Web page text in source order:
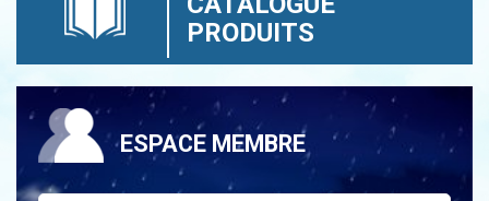
PRODUITS
ESPACE MEMBRE